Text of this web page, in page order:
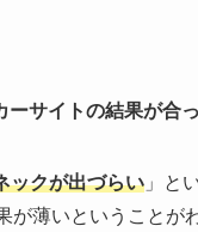
ーサイトの結果が合
ックが出づらい 」と
薄いということが